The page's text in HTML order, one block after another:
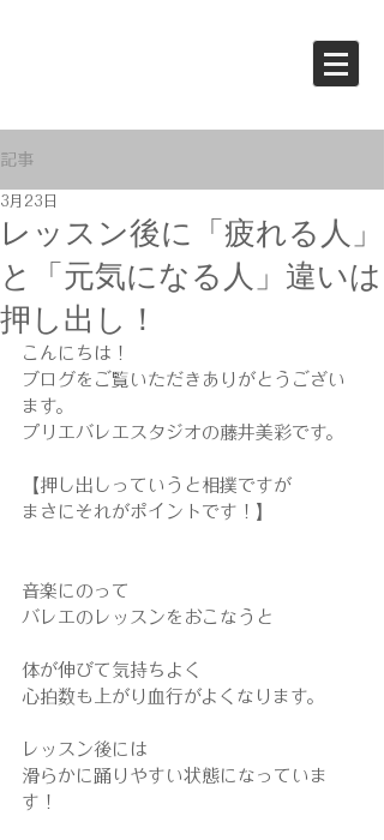
記事
レッスン後に「疲れる人」
と「元気になる人」違いは
押し出し！
3月23日
こんにちは！
ブログをご覧いただきありがとうござい
ます。
プリエバレエスタジオの藤井美彩です。
【押し出しっていうと相撲ですが
まさにそれがポイントです！】
音楽にのって
バレエのレッスンをおこなうと
体が伸びて気持ちよく
心拍数も上がり血行がよくなります。
レッスン後には
滑らかに踊りやすい状態になっていま
す！